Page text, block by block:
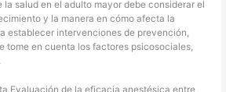
la salud en el adulto mayor debe considerar el
y la manera en cómo afecta la
establecer intervenciones de prevención,
tome en cuenta los factores psicosociales,
Evaluación de la eficacia anestésica entre